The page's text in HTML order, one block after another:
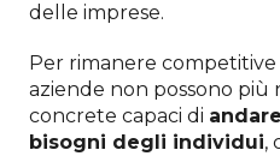
delle imprese.
Per rimanere
aziende non possono più
concrete capaci di
bisogni degli individui,